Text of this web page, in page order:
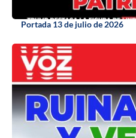
Portada 13 de julio de 2026